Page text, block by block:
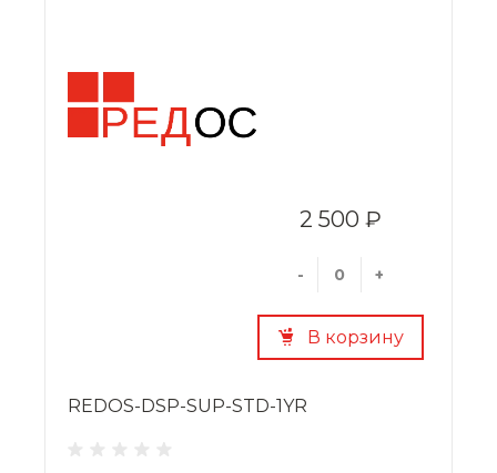
2 500 ₽
- +
В корзину
REDOS-DSP-SUP-STD-1YR